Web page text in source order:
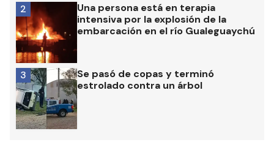
Una persona está en terapia
intensiva por la explosión de la
embarcación en el río Gualeguaychú
2
Se pasó de copas y terminó
estrolado contra un árbol
3